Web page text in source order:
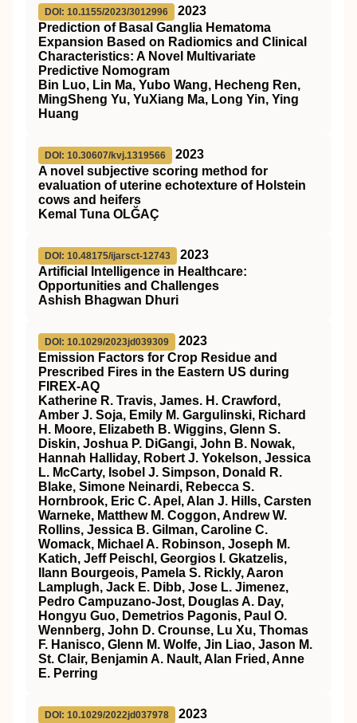
DOI: 10.1155/2023/3012996
2023
Prediction of Basal Ganglia Hematoma
Expansion Based on Radiomics and Clinical
Characteristics: A Novel Multivariate
Predictive Nomogram
Bin Luo, Lin Ma, Yubo Wang, Hecheng Ren,
MingSheng Yu, YuXiang Ma, Long Yin, Ying
Huang
DOI: 10.30607/kvj.1319566
2023
A novel subjective scoring method for
evaluation of uterine echotexture of Holstein
cows and heifers
Kemal Tuna OLĞAÇ
DOI: 10.48175/ijarsct-12743
2023
Artificial Intelligence in Healthcare:
Opportunities and Challenges
Ashish Bhagwan Dhuri
DOI: 10.1029/2023jd039309
2023
Emission Factors for Crop Residue and
Prescribed Fires in the Eastern US during
FIREX‐AQ
Katherine R. Travis, James. H. Crawford,
Amber J. Soja, Emily M. Gargulinski, Richard
H. Moore, Elizabeth B. Wiggins, Glenn S.
Diskin, Joshua P. DiGangi, John B. Nowak,
Hannah Halliday, Robert J. Yokelson, Jessica
L. McCarty, Isobel J. Simpson, Donald R.
Blake, Simone Neinardi, Rebecca S.
Hornbrook, Eric C. Apel, Alan J. Hills, Carsten
Warneke, Matthew M. Coggon, Andrew W.
Rollins, Jessica B. Gilman, Caroline C.
Womack, Michael A. Robinson, Joseph M.
Katich, Jeff Peischl, Georgios I. Gkatzelis,
Ilann Bourgeois, Pamela S. Rickly, Aaron
Lamplugh, Jack E. Dibb, Jose L. Jimenez,
Pedro Campuzano‐Jost, Douglas A. Day,
Hongyu Guo, Demetrios Pagonis, Paul O.
Wennberg, John D. Crounse, Lu Xu, Thomas
F. Hanisco, Glenn M. Wolfe, Jin Liao, Jason M.
St. Clair, Benjamin A. Nault, Alan Fried, Anne
E. Perring
DOI: 10.1029/2022jd037978
2023